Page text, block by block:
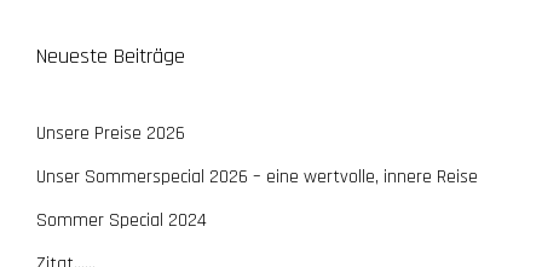
Neueste Beiträge
Unsere Preise 2026
Unser Sommerspecial 2026 – eine wertvolle, innere Reise
Sommer Special 2024